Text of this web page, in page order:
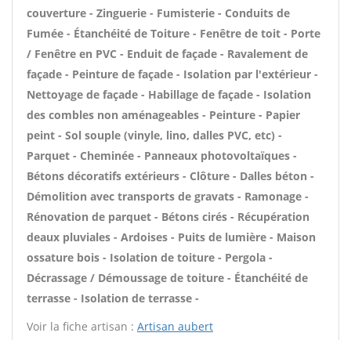
couverture - Zinguerie - Fumisterie - Conduits de
Fumée - Étanchéité de Toiture - Fenêtre de toit - Porte
/ Fenêtre en PVC - Enduit de façade - Ravalement de
façade - Peinture de façade - Isolation par l'extérieur -
Nettoyage de façade - Habillage de façade - Isolation
des combles non aménageables - Peinture - Papier
peint - Sol souple (vinyle, lino, dalles PVC, etc) -
Parquet - Cheminée - Panneaux photovoltaïques -
Bétons décoratifs extérieurs - Clôture - Dalles béton -
Démolition avec transports de gravats - Ramonage -
Rénovation de parquet - Bétons cirés - Récupération
deaux pluviales - Ardoises - Puits de lumière - Maison
ossature bois - Isolation de toiture - Pergola -
Décrassage / Démoussage de toiture - Étanchéité de
terrasse - Isolation de terrasse -
Voir la fiche artisan : Artisan aubert